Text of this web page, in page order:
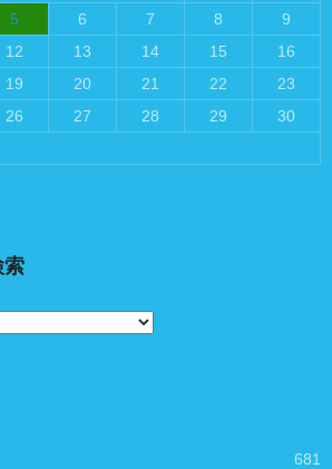
5 6 7 8
9
12 13 14 15
16
19 20 21 22
23
26 27 28 29
30
索
681